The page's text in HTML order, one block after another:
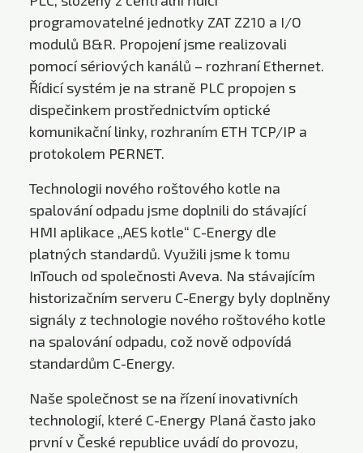
programovatelné jednotky ZAT Z210 a I/O
modulů B&R. Propojení jsme realizovali
pomocí sériových kanálů – rozhraní Ethernet.
Řídicí systém je na straně PLC propojen s
dispečinkem prostřednictvím optické
komunikační linky, rozhraním ETH TCP/IP a
protokolem PERNET.
Technologii nového roštového kotle na
spalování odpadu jsme doplnili do stávající
HMI aplikace „AES kotle“ C-Energy dle
platných standardů. Využili jsme k tomu
InTouch od společnosti Aveva. Na stávajícím
historizačním serveru C-Energy byly doplněny
signály z technologie nového roštového kotle
na spalování odpadu, což nově odpovídá
standardům C-Energy.
Naše společnost se na řízení inovativních
technologií, které C-Energy Planá často jako
první v České republice uvádí do provozu,